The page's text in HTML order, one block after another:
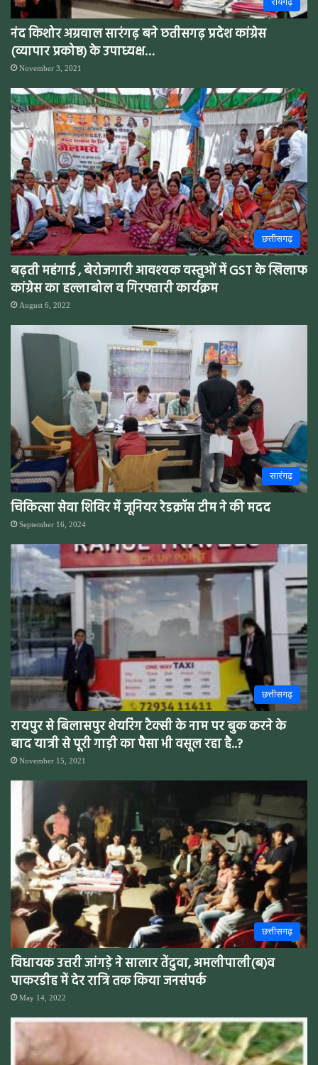
नंद किशोर अग्रवाल सारंगढ़ बने छतीसगढ़ प्रदेश कांग्रेस
(व्यापार प्रकोष्ठ) के उपाध्यक्ष…
November 3, 2021
छत्तीसगढ़
बढ़ती महंगाई , बेरोजगारी आवश्यक वस्तुओं में GST के खिलाफ
कांग्रेस का हल्लाबोल व गिरफ्तारी कार्यक्रम
August 6, 2022
सारंगढ़
चिकित्सा सेवा शिविर में जूनियर रेडक्रॉस टीम ने की मदद
September 16, 2024
छत्तीसगढ़
रायपुर से बिलासपुर शेयरिंग टैक्सी के नाम पर बुक करने के
बाद यात्री से पूरी गाड़ी का पैसा भी वसूल रहा है..?
November 15, 2021
छत्तीसगढ़
विधायक उत्तरी जांगड़े ने सालार तेंदुवा, अमलीपाली(ब)व
पाकरडीह में देर रात्रि तक किया जनसंपर्क
May 14, 2022